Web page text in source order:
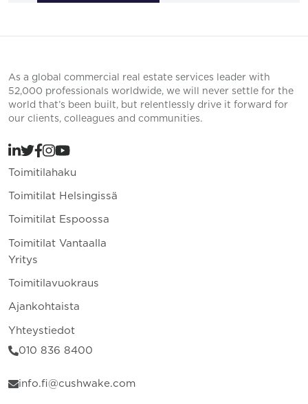
As a global commercial real estate services leader with
52,000 professionals worldwide, we will never settle for the
world that’s been built, but relentlessly drive it forward for
our clients, colleagues and communities.
Toimitilahaku
Toimitilat Helsingissä
Toimitilat Espoossa
Toimitilat Vantaalla
Yritys
Toimitilavuokraus
Ajankohtaista
Yhteystiedot
010 836 8400
info.fi@cushwake.com